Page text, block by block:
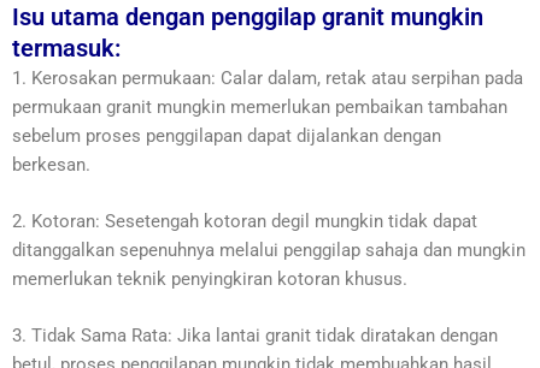
Isu utama dengan penggilap granit mungkin
termasuk:
1. Kerosakan permukaan: Calar dalam, retak atau serpihan pada
permukaan granit mungkin memerlukan pembaikan tambahan
sebelum proses penggilapan dapat dijalankan dengan
berkesan.
2. Kotoran: Sesetengah kotoran degil mungkin tidak dapat
ditanggalkan sepenuhnya melalui penggilap sahaja dan mungkin
memerlukan teknik penyingkiran kotoran khusus.
3. Tidak Sama Rata: Jika lantai granit tidak diratakan dengan